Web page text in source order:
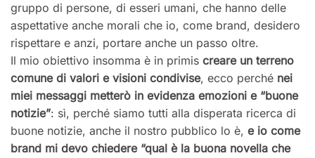
gruppo di persone, di esseri umani, che hanno delle
aspettative anche morali che io, come brand, desidero
rispettare e anzi, portare anche un passo oltre.
Il mio obiettivo insomma è in primis creare un terreno
comune di valori e visioni condivise, ecco perché nei
miei messaggi metterò in evidenza emozioni e “buone
notizie”: sì, perché siamo tutti alla disperata ricerca di
buone notizie, anche il nostro pubblico lo è, e io come
brand mi devo chiedere “qual è la buona novella che